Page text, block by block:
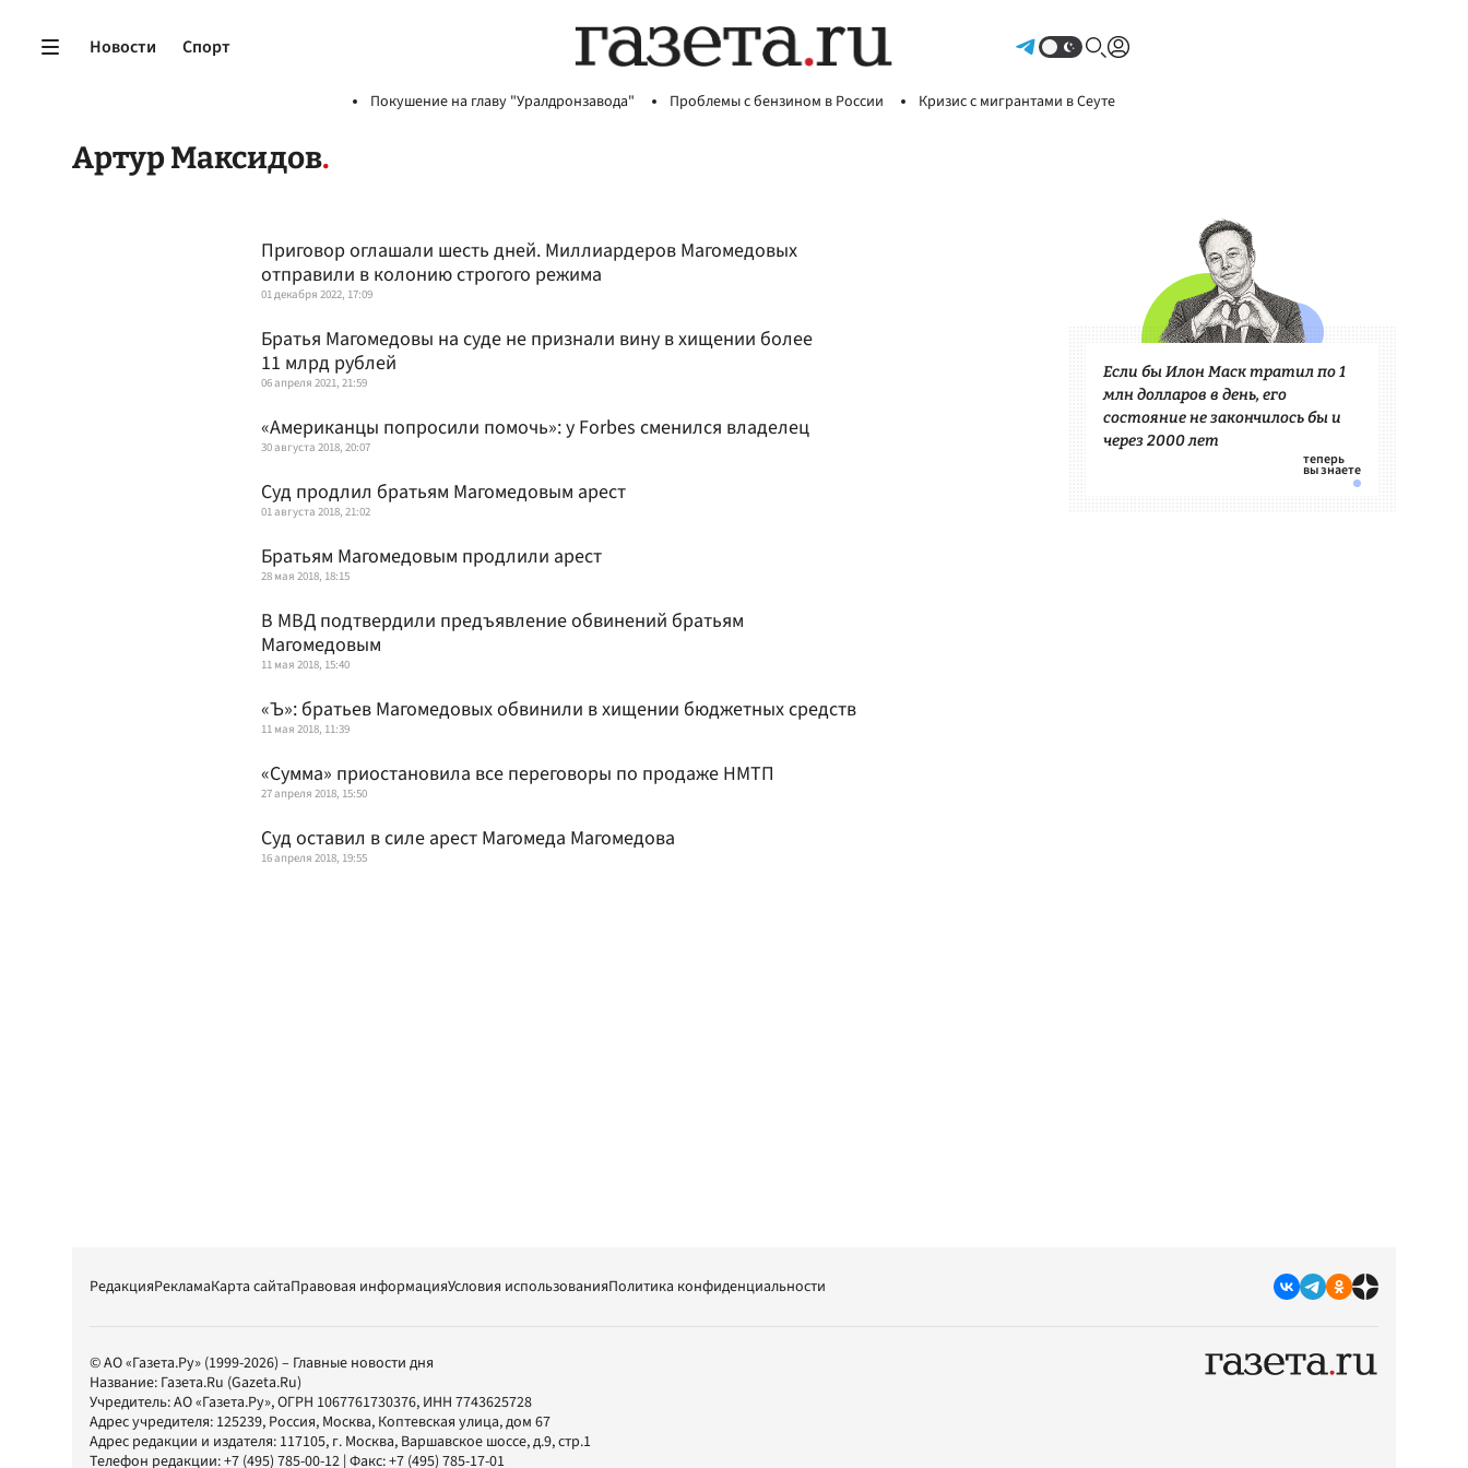
Новости Спорт
Покушение на главу "Уралдронзавода" Проблемы с бензином в России Кризис с мигрантами в Сеуте
Артур Максидов
Приговор оглашали шесть дней. Миллиардеров Магомедовых
отправили в колонию строгого режима
01 декабря 2022, 17:09
Братья Магомедовы на суде не признали вину в хищении более
11 млрд рублей
06 апреля 2021, 21:59
«Американцы попросили помочь»: у Forbes сменился владелец
30 августа 2018, 20:07
Суд продлил братьям Магомедовым арест
01 августа 2018, 21:02
Братьям Магомедовым продлили арест
28 мая 2018, 18:15
В МВД подтвердили предъявление обвинений братьям
Магомедовым
11 мая 2018, 15:40
«Ъ»: братьев Магомедовых обвинили в хищении бюджетных средств
11 мая 2018, 11:39
«Сумма» приостановила все переговоры по продаже НМТП
27 апреля 2018, 15:50
Суд оставил в силе арест Магомеда Магомедова
16 апреля 2018, 19:55
Если бы Илон Маск тратил по 1
млн долларов в день, его
состояние не закончилось бы и
через 2000 лет
РедакцияРекламаКарта сайтаПравовая информацияУсловия использованияПолитика конфиденциальности
© АО «Газета.Ру» (1999-2026) – Главные новости дня
Название: Газета.Ru (Gazeta.Ru)
Учредитель:АО «Газета.Ру», ОГРН 1067761730376, ИНН 7743625728
Адрес учредителя: 125239, Россия, Москва, Коптевская улица, дом 67
Адрес редакции и издателя: 117105, г. Москва, Варшавское шоссе, д.9, стр.1
Телефон редакции:+7 (495) 785-00-12 | Факс:+7 (495) 785-17-01